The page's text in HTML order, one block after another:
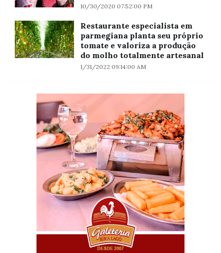
10/30/2020 07:52:00 PM
Restaurante especialista em
parmegiana planta seu próprio
tomate e valoriza a produção
do molho totalmente artesanal
1/31/2022 09:14:00 AM